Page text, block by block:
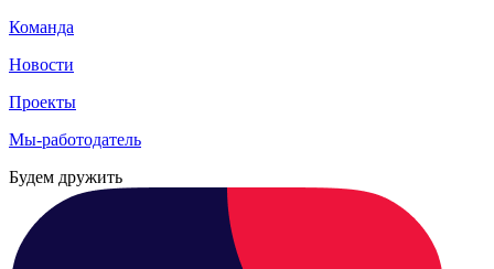
Команда
Новости
Проекты
Мы-работодатель
Будем дружить